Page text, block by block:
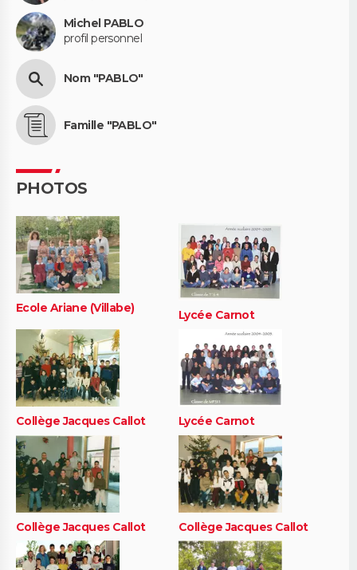
Michel PABLO
profil personnel
Nom "PABLO"
Famille "PABLO"
PHOTOS
Ecole Ariane (Villabe) Lycée Carnot
Collège Jacques Callot Lycée Carnot
Collège Jacques Callot Collège Jacques Callot